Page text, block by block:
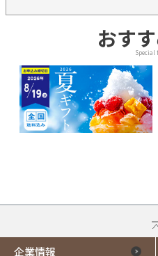
おす
Special
企業情報